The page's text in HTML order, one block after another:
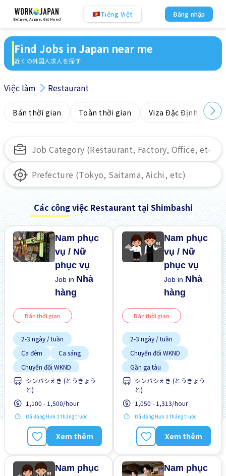
Believe, Aspire, Get Hired
Tiếng Việt Đăng nhập
Find Jobs in Japan near me
近くの外国人求人を探す
Việc làm Restaurant
Bán thời gian Toàn thời gian Viza Đặc Định
Các công việc Restaurant tại Shimbashi
Nam phục
vụ / Nữ
phục vụ
Job in Nhà
hàng
Bán thời gian
2-3 ngày / tuần
Ca đêm
Ca sáng
Chuyển đổi WKND
Cơ hội lương cao
Cơ hội nhận việc làm toàn
thời gian
Cơ hội thăng tiến
Giao dịch đã thanh toán
シンバシえき (とうきょう
と)
1,100 - 1,500/hour
Đã đăng Hơn 3 tháng trước
Xem thêm
Nam phục
vụ / Nữ
phục vụ
Job in Nhà
hàng
Bán thời gian
2-3 ngày / tuần
Chuyển đổi WKND
Gần ga tàu
Giao dịch đã thanh toán
Vài giờ làm việc
シンバシえき (とうきょう
と)
1,050 - 1,313/hour
Đã đăng Hơn 3 tháng trước
Xem thêm
Nam phục
Nam phục